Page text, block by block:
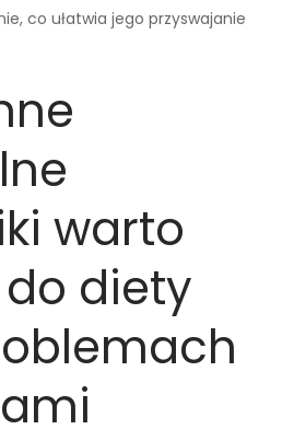
co ułatwia jego przyswajanie
warto
diety